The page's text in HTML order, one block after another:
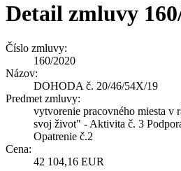
Detail zmluvy
Číslo zmluvy:
160/2020
Názov:
DOHODA č. 20/46/54X/19
Predmet zmluvy:
vytvorenie pracovného miesta v
svoj život" - Aktivita č. 3
Opatrenie č.2
Cena:
42 104,16 EUR